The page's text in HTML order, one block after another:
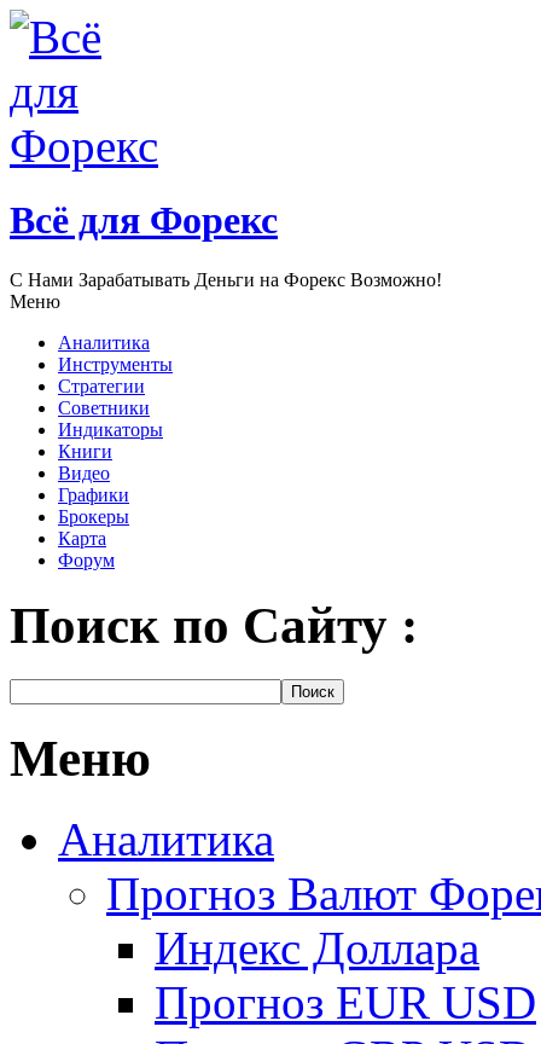
Всё для Форекс
С Нами Зарабатывать Деньги нa Форекс Возможно!
Меню
Аналитика
Инструменты
Стратегии
Советники
Индикаторы
Книги
Видео
Графики
Брокеры
Карта
Форум
Поиск по Сайту :
Меню
Аналитика
Прогноз Валют
Индекс Доллара
Прогноз EUR USD